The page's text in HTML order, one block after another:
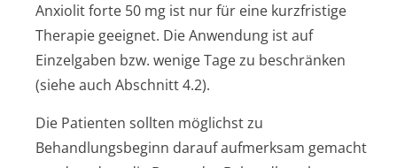
Anxiolit forte 50 mg ist nur für eine kurzfristige
Therapie geeignet. Die Anwendung ist auf
Einzelgaben bzw. wenige Tage zu beschränken
(siehe auch Abschnitt 4.2).
Die Patienten sollten möglichst zu
Behandlungsbeginn darauf aufmerksam gemacht